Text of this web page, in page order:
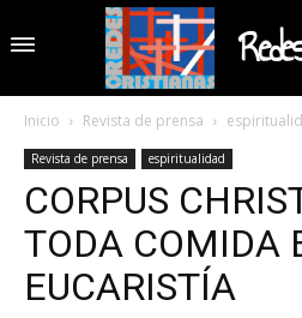
Inicio Revista de prensa
Revista de prensa espiritualidad
CORPUS
TODA COMIDA
EUCARISTÍA